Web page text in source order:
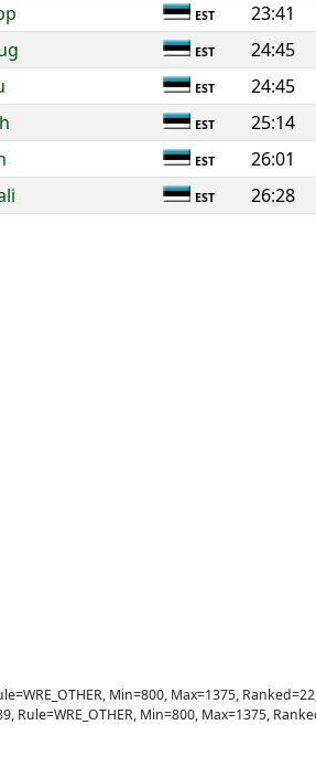
EST 23:41
EST 24:45
EST 24:45
EST 25:14
EST 26:01
EST 26:28
Min=800, Max=1375,
Rule=WRE_OTHER, Min=800, Max=1375,